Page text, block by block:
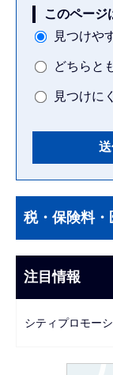
このページ
見つけや
どちらと
見つけに
文
こ
ま
で
ビ
ー
税・保険料
注目情報
シティプロモー